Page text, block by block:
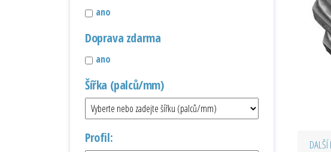
ano
Doprava zdarma
ano
Šířka (palců/mm)
Profil: